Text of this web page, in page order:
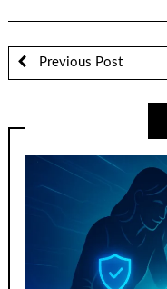
Previous Post